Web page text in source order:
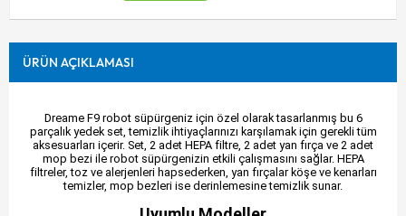
ÜRÜN AÇIKLAMASI
Dreame F9 robot süpürgeniz için özel olarak tasarlanmış bu 6
parçalık yedek set, temizlik ihtiyaçlarınızı karşılamak için gerekli tüm
aksesuarları içerir. Set, 2 adet HEPA filtre, 2 adet yan fırça ve 2 adet
mop bezi ile robot süpürgenizin etkili çalışmasını sağlar. HEPA
filtreler, toz ve alerjenleri hapsederken, yan fırçalar köşe ve kenarları
temizler, mop bezleri ise derinlemesine temizlik sunar.